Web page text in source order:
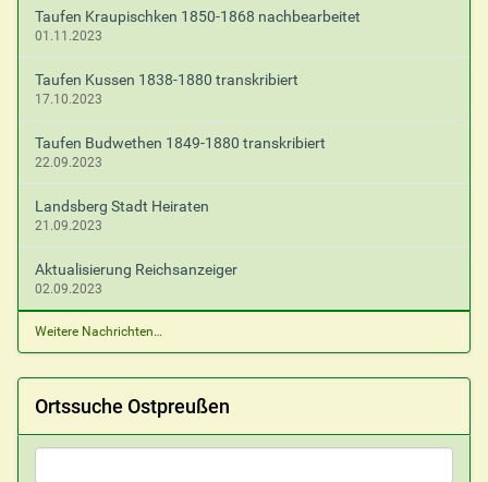
Taufen Kraupischken 1850-1868 nachbearbeitet
01.11.2023
Taufen Kussen 1838-1880 transkribiert
17.10.2023
Taufen Budwethen 1849-1880 transkribiert
22.09.2023
Landsberg Stadt Heiraten
21.09.2023
Aktualisierung Reichsanzeiger
02.09.2023
Weitere Nachrichten…
Ortssuche Ostpreußen